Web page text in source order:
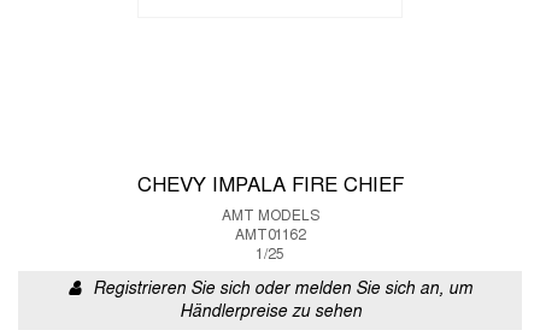
CHEVY IMPALA FIRE CHIEF
AMT MODELS
AMT01162
1/25
Registrieren Sie sich oder melden Sie sich an, um
Händlerpreise zu sehen